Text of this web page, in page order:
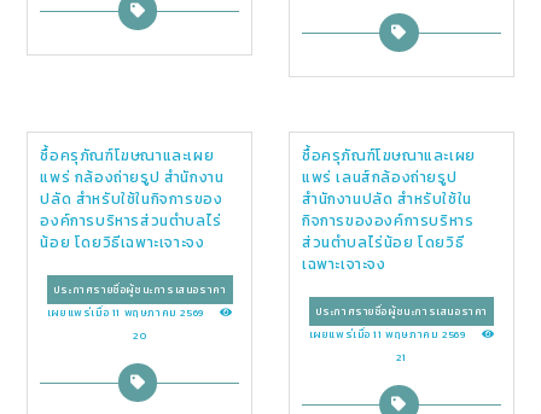
ซื้อครุภัณฑ์โฆษณาและเผย
แพร่ กล้องถ่ายรูป สำนักงาน
ปลัด สำหรับใช้ในกิจการของ
องค์การบริหารส่วนตำบลไร่
น้อย โดยวิธีเฉพาะเจาะจง
ประกาศรายชื่อผู้ชนะการเสนอราคา
เผยแพร่เมื่อ 11 พฤษภาคม 2569
20
ซื้อครุภัณฑ์โฆษณาและเผย
แพร่ เลนส์กล้องถ่ายรูป
สำนักงานปลัด สำหรับใช้ใน
กิจการขององค์การบริหาร
ส่วนตำบลไร่น้อย โดยวิธี
เฉพาะเจาะจง
ประกาศรายชื่อผู้ชนะการเสนอราคา
เผยแพร่เมื่อ 11 พฤษภาคม 2569
21